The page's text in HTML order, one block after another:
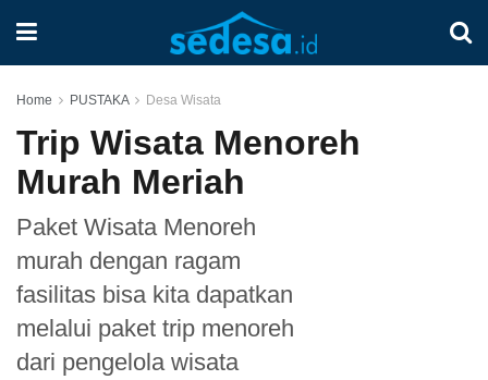
Home PUSTAKA Desa Wisata
Trip Wisata Menoreh
Murah Meriah
Paket Wisata Menoreh
murah dengan ragam
fasilitas bisa kita dapatkan
melalui paket trip menoreh
dari pengelola wisata